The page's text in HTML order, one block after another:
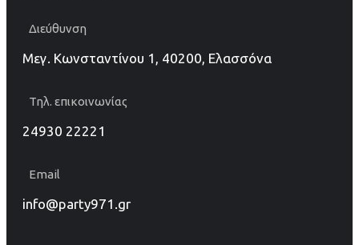
Διεύθυνση
Μεγ. Κωνσταντίνου 1, 40200, Ελασσόνα
Τηλ. επικοινωνίας
24930 22221
Email
info@party971.gr